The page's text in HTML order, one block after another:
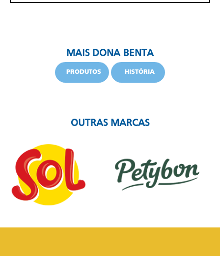
MAIS DONA BENTA
PRODUTOS HISTÓRIA
OUTRAS MARCAS